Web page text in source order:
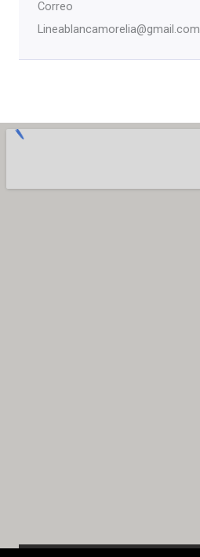
Correo
Lineablancamorelia@gmail.com